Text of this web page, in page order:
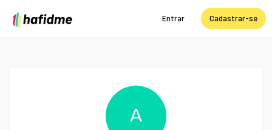
Entrar Cadastrar-se
A